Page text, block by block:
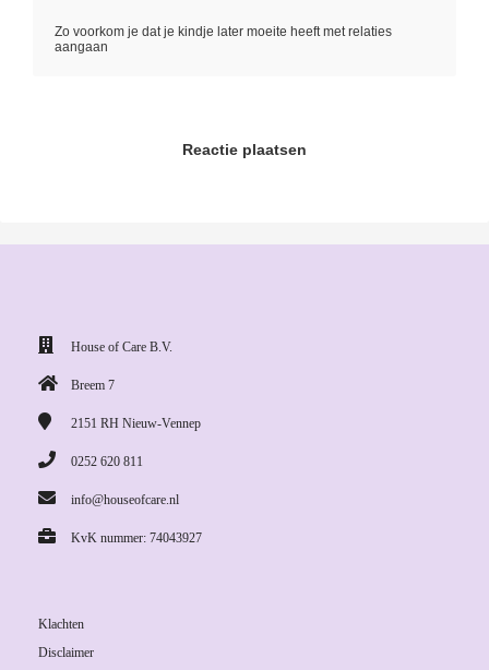
Zo voorkom je dat je kindje later moeite heeft met relaties
aangaan
Reactie plaatsen
House of Care B.V.
Breem 7
2151 RH Nieuw-Vennep
0252 620 811
info@houseofcare.nl
KvK nummer: 74043927
Klachten
Disclaimer